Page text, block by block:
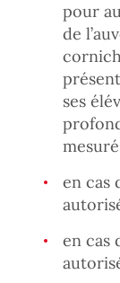
pour
de
ses
en cas
en cas